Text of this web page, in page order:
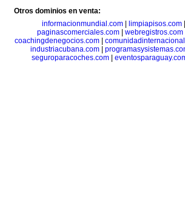
Otros dominios en venta:
informacionmundial.com| limpiapisos.com
paginascomerciales.com| webregistros.com
coachingdenegocios.com
industriacubana.com
seguroparacoches.com|